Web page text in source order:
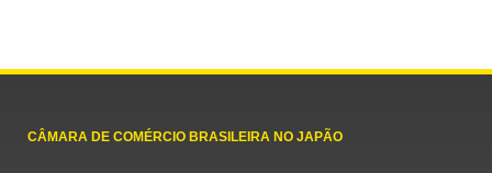
CÂMARA DE COMÉRCIO BRASILEIRA NO JAPÃO